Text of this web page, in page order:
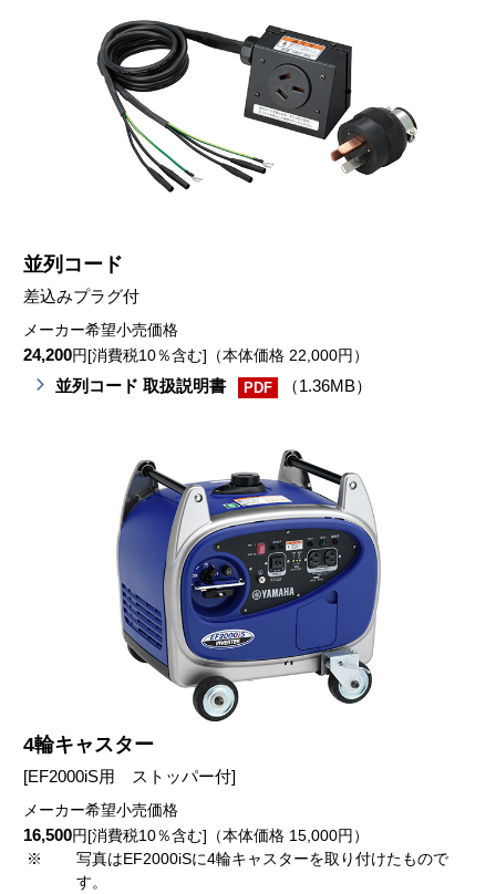
並列コード
差込みプラグ付
メーカー希望小売価格
24,200円[消費税10％含む]（本体価格 22,000円）
並列コード 取扱説明書 PDF （1.36MB）
4輪キャスター
[EF2000iS用 ストッパー付]
メーカー希望小売価格
16,500円[消費税10％含む]（本体価格 15,000円）
※
写真はEF2000iSに4輪キャスターを取り付けたもので
す。